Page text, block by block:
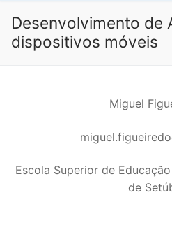
Desenvolvimento de
dispositivos móveis
Miguel
Escola Superior de
de